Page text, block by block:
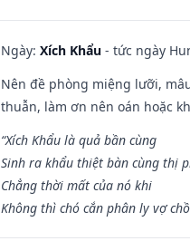
Ngày: Xích Khẩu - tức ngày
Nên đề phòng miệng lưỡi,
thuẫn, làm ơn nên oán hoặc
“Xích Khẩu là quả bần cùng
Sinh ra khẩu thiệt bàn cùng thị
Chẳng thời mất của nó khi
Không thì chó cắn phân ly vợ